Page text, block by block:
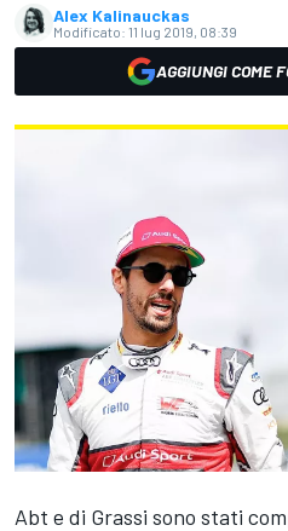
Alex Kalinauckas
Modificato: 11 lug 2019, 08:39
AGGIUNGI COME
Abt e di Grassi sono stati